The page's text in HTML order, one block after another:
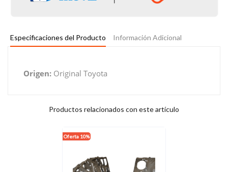
Especificaciones del Producto Información Adicional
Origen: Original Toyota
Productos relacionados con este artículo
Oferta 10%